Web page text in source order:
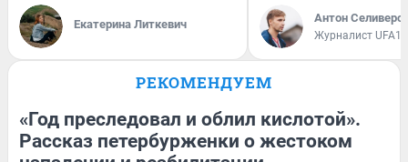
Екатерина Литкевич Антон
Журналист
РЕКОМЕНДУЕМ
«Год преследовал и облил кислотой».
Рассказ петербурженки о жестоком